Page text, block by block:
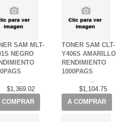
SAM MLT-
NEGRO
..
$1,369.02
COMPRAR
TONER SAM CLT-
Y406S AMARILLO
RENDIMIENTO
1000PAGS
..
$1,104.75
A COMPRAR